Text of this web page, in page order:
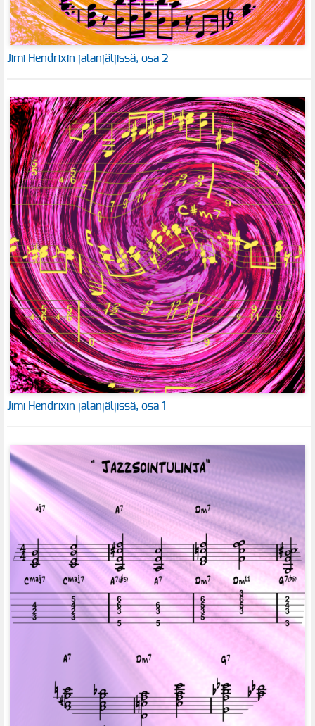
Jimi Hendrixin jalanjäljissä, osa 2
Jimi Hendrixin jalanjäljissä, osa 1